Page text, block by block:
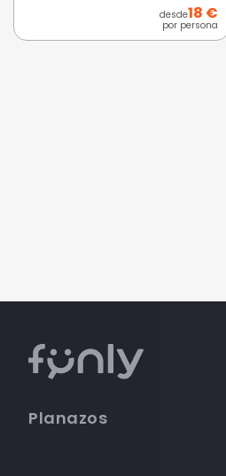
desde18 €
por persona
Planazos